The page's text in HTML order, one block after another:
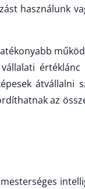
használunk
átvállalni
az